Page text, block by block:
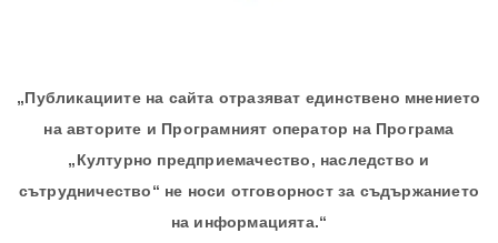
„Публикациите на сайта отразяват единствено мнението
на авторите и Програмният оператор на Програма
„Културно предприемачество, наследство и
сътрудничество“ не носи отговорност за съдържанието
на информацията.“